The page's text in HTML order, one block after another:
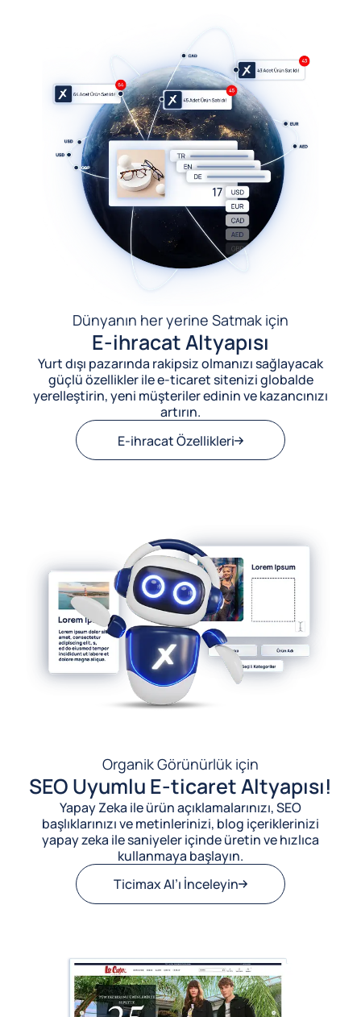
Dünyanın her yerine Satmak için
E-ihracat Altyapısı
Yurt dışı pazarında rakipsiz olmanızı sağlayacak
güçlü özellikler ile e-ticaret sitenizi globalde
yerelleştirin, yeni müşteriler edinin ve kazancınızı
artırın.
E-ihracat Özellikleri
Organik Görünürlük için
SEO Uyumlu E-ticaret Altyapısı!
Yapay Zeka ile ürün açıklamalarınızı, SEO
başlıklarınızı ve metinlerinizi, blog içeriklerinizi
yapay zeka ile saniyeler içinde üretin ve hızlıca
kullanmaya başlayın.
Ticimax AI’ı İnceleyin